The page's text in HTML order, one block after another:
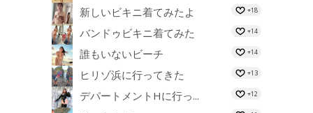
新しいビキニ着てみたよ +18
バンドゥビキニ着てみた +14
誰もいないビーチ +14
ヒリゾ浜に行ってきた +13
デパートメントHに行っ... +12